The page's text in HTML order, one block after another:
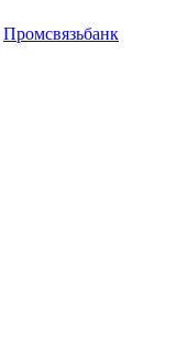
Промсвязьбанк